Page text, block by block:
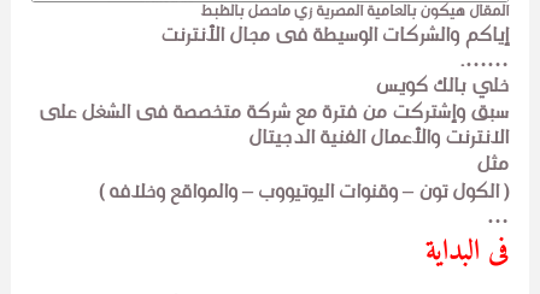
المقال هيكون بالعامية المصرية زي ماحصل بالظبط
إياكم والشركات الوسيطة فى مجال الأنترنت
…….
خلي بالك كويس
سبق وإشتركت من فترة مع شركة متخصصة فى الشغل على
الانترنت والأعمال الفنية الدجيتال
مثل
( الكول تون – وقنوات اليوتيووب – والمواقع وخلافه )
…
فى البداية